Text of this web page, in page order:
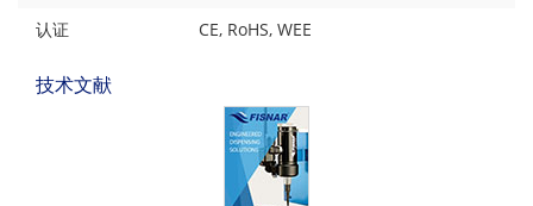
认证
CE, RoHS, WEE
技术文献